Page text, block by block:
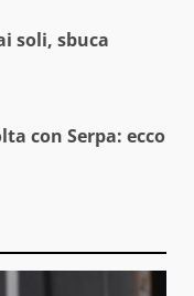
soli, sbuca
con Serpa: ecco